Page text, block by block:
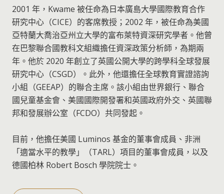
2001 年，Kwame 被任命為日本廣島大學國際教育合作
研究中心（CICE）的客席教授；2002 年，被任命為美國
亞特蘭大喬治亞州立大學的富布萊特資深研究學者。他曾
在巴黎聯合國教科文組織擔任資深政策分析師，為期兩
年。他於 2020 年創立了英國公開大學的跨學科全球發展
研究中心（CSGD）。此外，他還擔任全球教育實證諮詢
小組（GEEAP）的聯合主席。該小組由世界銀行、聯合
國兒童基金會、美國國際開發署和英國政府外交、英國聯
邦和發展辦公室（FCDO）共同發起。
目前，他擔任美國 Luminos 基金的董事會成員、非洲
「適當水平的教學」（TARL）項目的董事會成員，以及
德國柏林 Robert Bosch 學院院士。